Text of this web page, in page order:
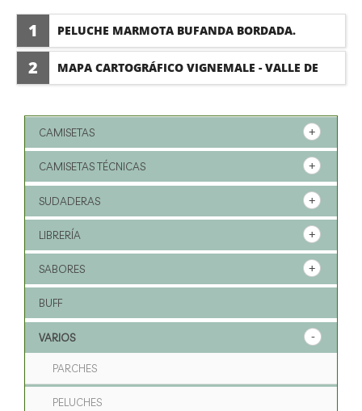
1 PELUCHE MARMOTA BUFANDA BORDADA.
2 MAPA CARTOGRÁFICO VIGNEMALE - VALLE DE
CAMISETAS
CAMISETAS TÉCNICAS
SUDADERAS
LIBRERÍA
SABORES
BUFF
VARIOS
PARCHES
PELUCHES